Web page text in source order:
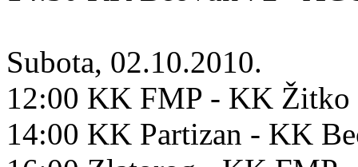
Subota, 02.10.2010.
12:00 KK FMP - KK Žitko
14:00 KK Partizan - KK